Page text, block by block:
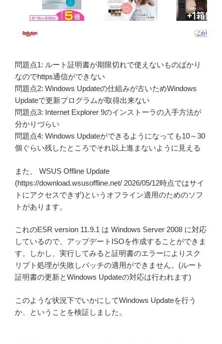
問題点1: ルート証明書が期限切れで使えないものばかり
なのでhttps通信ができない
問題点2: Windows Updateの仕組みが古いためWindows
Updateで更新プログラムが取得出来ない
問題点3: Internet Explorer 9のインストーラの入手方法が
分かりづらい
問題点4: Windows Updateができるようになっても10～30
個ぐらい残したところでそれ以上進まないように見える
また、 WSUS Offline Update
(https://download.wsusoffline.net/ 2026/05/12時点ではサイ
トにアクセスできず)というオフライン適用のためのソフ
トがあります。
これのESR version 11.9.1 は Windows Server 2008 に対応
しているので、アップデートISOを作成することができま
す。しかし、実行してみると証明書のエラーによりスク
リプト処理が失敗しパッチの適用ができません。(ルート
証明書の更新とWindows Updateの対応は行われます)
このような状況下でいかにしてWindows Updateを行う
か、ということを検証しました。